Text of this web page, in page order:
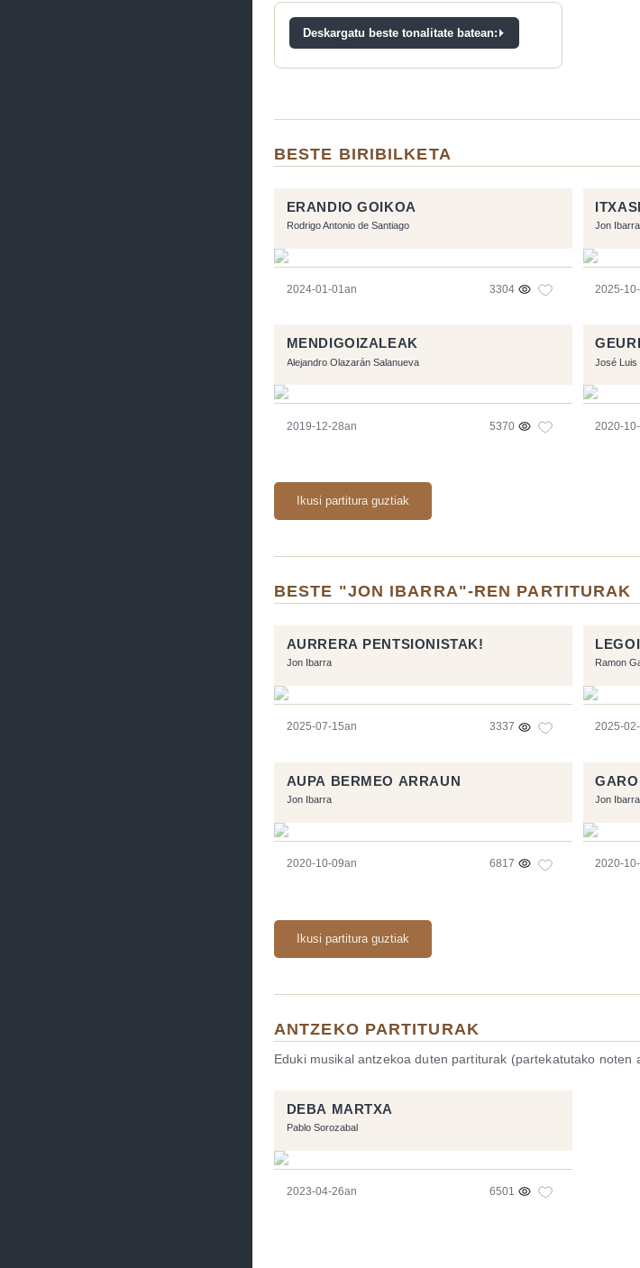
Deskargatu beste tonalitate batean:
BESTE BIRIBILKETA
ERANDIO GOIKOA
Rodrigo Antonio de Santiago
2024-01-01an 3304
Jon Ibarra
2025-
MENDIGOIZALEAK
Alejandro Olazarán Salanueva
2019-12-28an 5370
José Luis
2020-
Ikusi partitura guztiak
BESTE "JON IBARRA"-REN PARTITURAK
AURRERA PENTSIONISTAK!
Jon Ibarra
2025-07-15an 3337
Ramon
2025-
AUPA BERMEO ARRAUN
Jon Ibarra
2020-10-09an 6817
Jon Ibarra
2020-
Ikusi partitura guztiak
ANTZEKO PARTITURAK
Eduki musikal antzekoa duten partiturak (partekatutako noten
DEBA MARTXA
Pablo Sorozabal
2023-04-26an 6501